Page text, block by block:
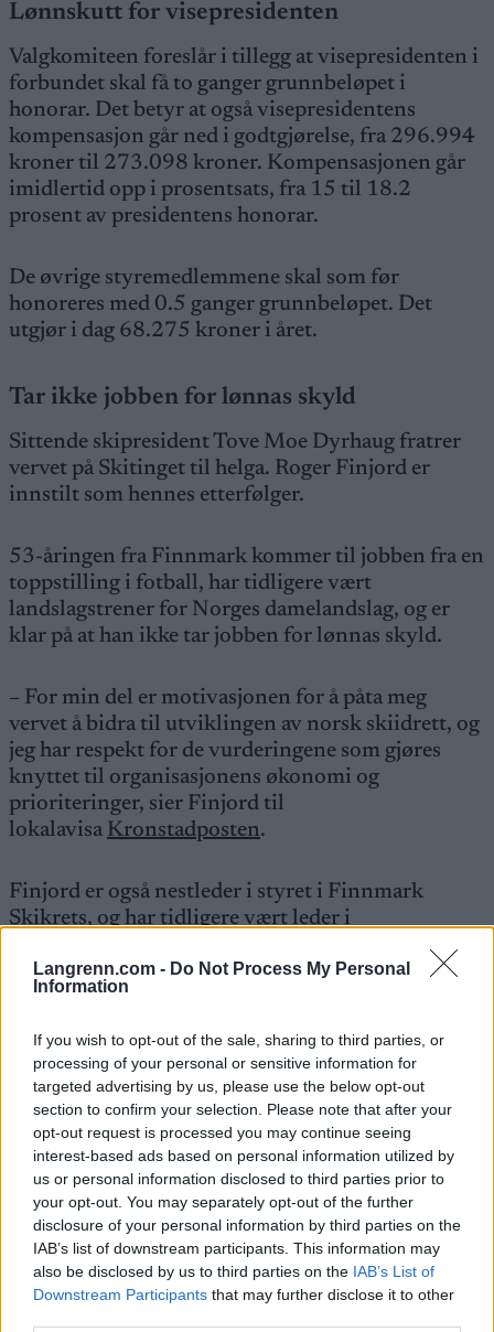
Langrenn.com - Do Not Process My Personal
Information
If you wish to opt-out of the sale, sharing to third parties, or
processing of your personal or sensitive information for
targeted advertising by us, please use the below opt-out
section to confirm your selection. Please note that after your
opt-out request is processed you may continue seeing
interest-based ads based on personal information utilized by
us or personal information disclosed to third parties prior to
your opt-out. You may separately opt-out of the further
disclosure of your personal information by third parties on the
IAB’s list of downstream participants. This information may
also be disclosed by us to third parties on the IAB’s List of
Downstream Participants that may further disclose it to other
Lønnskutt for visepresidenten
Valgkomiteen foreslår i tillegg at visepresidenten i
forbundet skal få to ganger grunnbeløpet i
honorar. Det betyr at også visepresidentens
kompensasjon går ned i godtgjørelse, fra 296.994
kroner til 273.098 kroner. Kompensasjonen går
imidlertid opp i prosentsats, fra 15 til 18.2
prosent av presidentens honorar.
De øvrige styremedlemmene skal som før
honoreres med 0.5 ganger grunnbeløpet. Det
utgjør i dag 68.275 kroner i året.
Tar ikke jobben for lønnas skyld
Sittende skipresident Tove Moe Dyrhaug fratrer
vervet på Skitinget til helga. Roger Finjord er
innstilt som hennes etterfølger.
53-åringen fra Finnmark kommer til jobben fra en
toppstilling i fotball, har tidligere vært
landslagstrener for Norges damelandslag, og er
klar på at han ikke tar jobben for lønnas skyld.
– For min del er motivasjonen for å påta meg
vervet å bidra til utviklingen av norsk skiidrett, og
jeg har respekt for de vurderingene som gjøres
knyttet til organisasjonens økonomi og
prioriteringer, sier Finjord til
lokalavisa Kronstadposten.
Finjord er også nestleder i styret i Finnmark
Skikrets, og har tidligere vært leder i
Bodø som visepresident.
Se også:Vil ha inn fotballtopp som ny
skipresident
Alvorstynget agenda
Skitinget 2026 arrangeres på Gardermoen fra 6.
til 7. juni. Lønna til skipresidenten og valg av ny
president og visepresident er bare noen av postene